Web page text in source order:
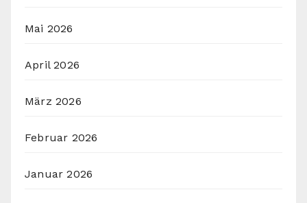
Mai 2026
April 2026
März 2026
Februar 2026
Januar 2026